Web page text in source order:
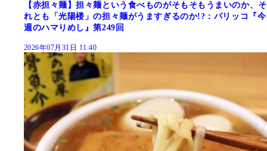
【赤担々麺】担々麺という食べものがそもそもうまいのか、そ
れとも「光陽楼」の担々麺がうますぎるのか!?：パリッコ『今
週のハマりめし』第249回
2026年07月31日 11:40